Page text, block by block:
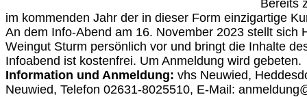
Bereits
im kommenden Jahr der in dieser Form einzigartige
An dem Info-Abend am 16. November 2023 stellt sich
Weingut Sturm persönlich vor und bringt die Inhalte
Infoabend ist kostenfrei. Um Anmeldung wird gebeten.
Information und Anmeldung: vhs Neuwied,
Neuwied, Telefon 02631-8025510, E-Mail: